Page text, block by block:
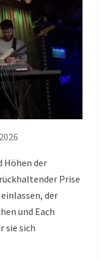
Höhen der
Prise
der
und Each
sie sich